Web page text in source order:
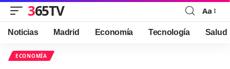
365TV
Font
Resizer
Aa
Noticias Madrid Economía Tecnología Salud
ECONOMÍA